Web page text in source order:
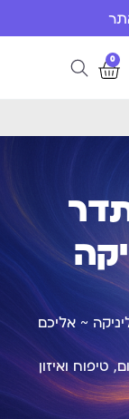
0
~ אליכם
ואיזון